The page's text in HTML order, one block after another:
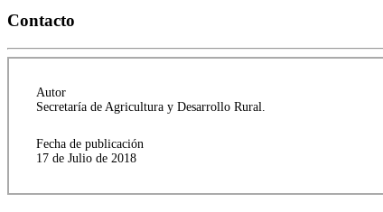
Contacto
Autor
Secretaría de Agricultura y Desarrollo Rural.
Fecha de publicación
17 de Julio de 2018